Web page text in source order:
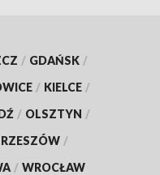
/ GDAŃSK /
/ KIELCE /
/ OLSZTYN /
RZESZÓW /
/ WROCŁAW